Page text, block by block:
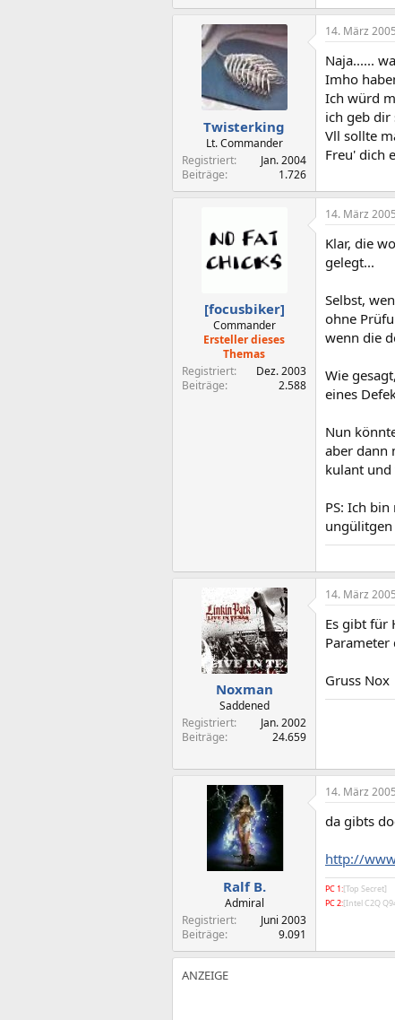
Twisterking
Lt. Commander
Registriert
Jan. 2004
Beiträge
1.726
14. März 2005
Naja......
Imho
Ich würd
ich geb dir
Vll sollte
Freu' dich
[focusbiker]
Commander
Ersteller dieses
Themas
Registriert
Dez. 2003
Beiträge
2.588
14. März 2005
Klar, die
gelegt...
Selbst,
ohne
wenn die
Wie
eines
Nun
aber dann
kulant und
PS: Ich
ungülitgen
Noxman
Saddened
Registriert
Jan. 2002
Beiträge
24.659
14. März 2005
Es gibt für
Parameter
Gruss Nox
Ralf B.
Admiral
Registriert
Juni 2003
Beiträge
9.091
14. März 2005
da gibts
http://
PC 1:[Top Secret]
PC 2:[Intel C2Q